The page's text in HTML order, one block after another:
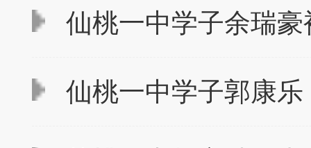
仙桃一中学子余瑞豪
仙桃一中学子郭康乐